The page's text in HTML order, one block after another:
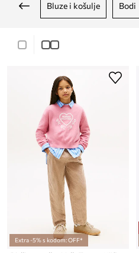
bluze i košulje bodi
Extra -5% s kodom: OFF*